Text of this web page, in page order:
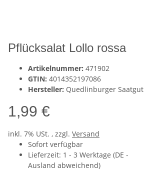
Pflücksalat Lollo rossa
Artikelnummer: 471902
GTIN: 4014352197086
Hersteller: Quedlinburger Saatgut
1,99 €
inkl. 7% USt. , zzgl. Versand
Sofort verfügbar
Lieferzeit: 1 - 3 Werktage (DE -
Ausland abweichend)